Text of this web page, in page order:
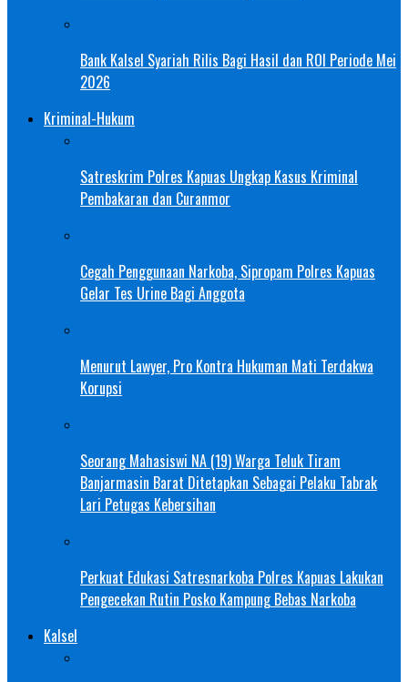
Bank Kalsel Syariah Rilis Bagi Hasil dan ROI Periode Mei
2026
Kriminal-Hukum
Satreskrim Polres Kapuas Ungkap Kasus Kriminal
Pembakaran dan Curanmor
Cegah Penggunaan Narkoba, Sipropam Polres Kapuas
Gelar Tes Urine Bagi Anggota
Menurut Lawyer, Pro Kontra Hukuman Mati Terdakwa
Korupsi
Seorang Mahasiswi NA (19) Warga Teluk Tiram
Banjarmasin Barat Ditetapkan Sebagai Pelaku Tabrak
Lari Petugas Kebersihan
Perkuat Edukasi Satresnarkoba Polres Kapuas Lakukan
Pengecekan Rutin Posko Kampung Bebas Narkoba
Kalsel